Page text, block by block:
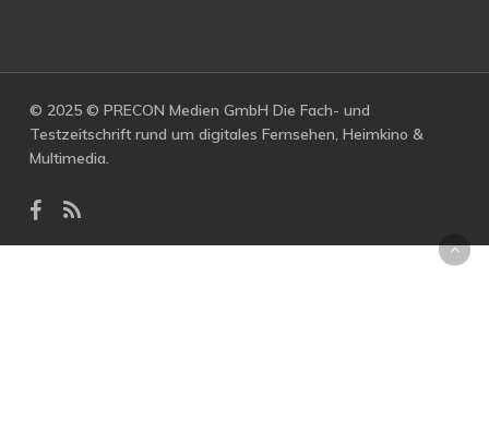
© 2025 © PRECON Medien GmbH Die Fach- und
Testzeitschrift rund um digitales Fernsehen, Heimkino &
Multimedia.
facebook
RSS